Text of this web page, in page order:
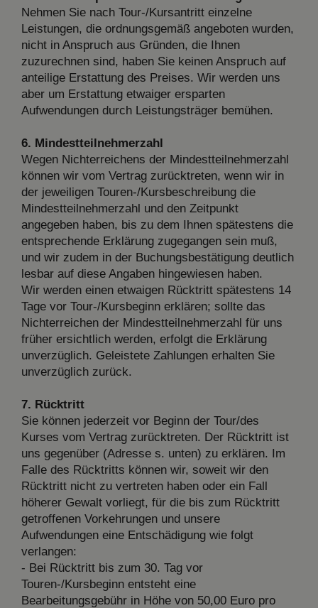
Nehmen Sie nach Tour-/Kursantritt einzelne
Leistungen, die ordnungsgemäß angeboten wurden,
nicht in Anspruch aus Gründen, die Ihnen
zuzurechnen sind, haben Sie keinen Anspruch auf
anteilige Erstattung des Preises. Wir werden uns
aber um Erstattung etwaiger ersparten
Aufwendungen durch Leistungsträger bemühen.
6. Mindestteilnehmerzahl
Wegen Nichterreichens der Mindestteilnehmerzahl
können wir vom Vertrag zurücktreten, wenn wir in
der jeweiligen Touren-/Kursbeschreibung die
Mindestteilnehmerzahl und den Zeitpunkt
angegeben haben, bis zu dem Ihnen spätestens die
entsprechende Erklärung zugegangen sein muß,
und wir zudem in der Buchungsbestätigung deutlich
lesbar auf diese Angaben hingewiesen haben.
Wir werden einen etwaigen Rücktritt spätestens 14
Tage vor Tour-/Kursbeginn erklären; sollte das
Nichterreichen der Mindestteilnehmerzahl für uns
früher ersichtlich werden, erfolgt die Erklärung
unverzüglich. Geleistete Zahlungen erhalten Sie
unverzüglich zurück.
7. Rücktritt
Sie können jederzeit vor Beginn der Tour/des
Kurses vom Vertrag zurücktreten. Der Rücktritt ist
uns gegenüber (Adresse s. unten) zu erklären. Im
Falle des Rücktritts können wir, soweit wir den
Rücktritt nicht zu vertreten haben oder ein Fall
höherer Gewalt vorliegt, für die bis zum Rücktritt
getroffenen Vorkehrungen und unsere
Aufwendungen eine Entschädigung wie folgt
verlangen:
- Bei Rücktritt bis zum 30. Tag vor
Touren-/Kursbeginn entsteht eine
Bearbeitungsgebühr in Höhe von 50,00 Euro pro